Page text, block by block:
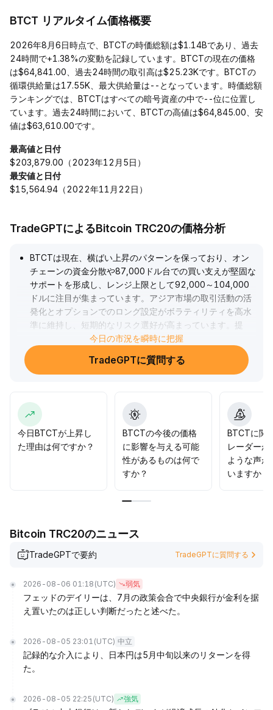
BTCT リアルタイム価格概要
2026年8月6日時点で、BTCTの時価総額は$1.14Bであり、過去
24時間で+1.38%の変動を記録しています。BTCTの現在の価格
は$64,841.00、過去24時間の取引高は$25.23Kです。BTCTの
循環供給量は17.55K、最大供給量は--となっています。時価総額
ランキングでは、BTCTはすべての暗号資産の中で--位に位置し
ています。過去24時間において、BTCTの高値は$64,845.00、安
値は$63,610.00です。
最高値と日付
$203,879.00（2023年12月5日）
最安値と日付
$15,564.94（2022年11月22日）
TradeGPTによるBitcoin TRC20の価格分析
BTCTは現在、横ばい上昇のパターンを保っており、オン
チェーンの資金分散や87,000ドル台での買い支えが堅固な
サポートを形成し、レンジ上限として92,000～104,000
ドルに注目が集まっています。アジア市場の取引活動の活
発化とオプションでのロング設定がボラティリティを高水
準に維持し、短期的なリスク選好が高まっています。提
案：87,000ドル以上を支持としてロングを保有し、出来高
増加時の割れに注意。中期的にはサポート付近でポジショ
ン構築し、マクロ経済の好材料がさらに上昇を促すのを静
今日の市況を瞬時に把握
TradeGPTに質問する
今日BTCTが上昇し
た理由は何ですか？
BTCTの今後の価格
に影響を与える可能
性があるものは何で
すか？
BTCTに関
レーダーか
ような声が
いますか？
Bitcoin TRC20のニュース
TradeGPTで要約 TradeGPTに質問する
2026-08-06 01:18 (UTC) 弱気
フェッドのデイリーは、7月の政策会合で中央銀行が金利を据
え置いたのは正しい判断だったと述べた。
2026-08-05 23:01 (UTC) 中立
記録的な介入により、日本円は5月中旬以来のリターンを得
た。
2026-08-05 22:25 (UTC) 強気